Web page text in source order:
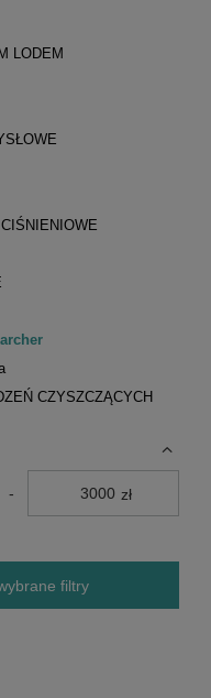
LODEM
CZYSZCZĄCYCH
- zł
filtry